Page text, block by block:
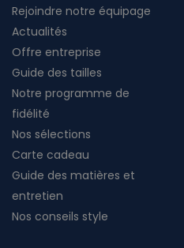
Rejoindre notre équipage
Actualités
Offre entreprise
Guide des tailles
Notre programme de
fidélité
Nos sélections
Carte cadeau
Guide des matières et
entretien
Nos conseils style